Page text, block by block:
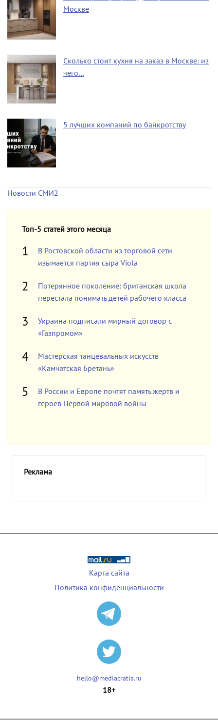
Москве
Сколько стоит кухня на заказ в Москве: из
чего…
5 лучших компаний по банкротству
Новости СМИ2
Топ-5 статей этого месяца
В Ростовской области из торговой сети
изымается партия сыра Viola
Потерянное поколение: британская школа
перестала понимать детей рабочего класса
Украина подписали мирный договор с
«Газпромом»
Мастерская танцевальных искусств
«Камчатская Бретань»
В России и Европе почтят память жертв и
героев Первой мировой войны
Реклама
Карта сайта
Политика конфиденциальности
hello@mediacratia.ru
18+